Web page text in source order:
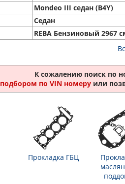
Mondeo III седан (B4Y)
Седан
REBA Бензиновый 2967
К сожалению поиск по
подбором по VIN номеру или
Прокладка ГБЦ